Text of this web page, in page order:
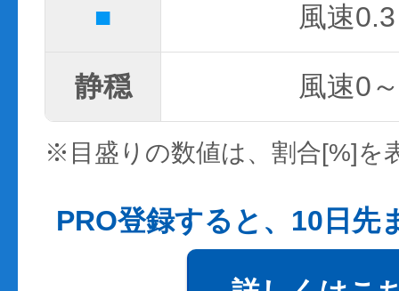
■ 風速
静穏 風速0
※目盛りの数値は、割合[%]を
PRO登録すると、10日先